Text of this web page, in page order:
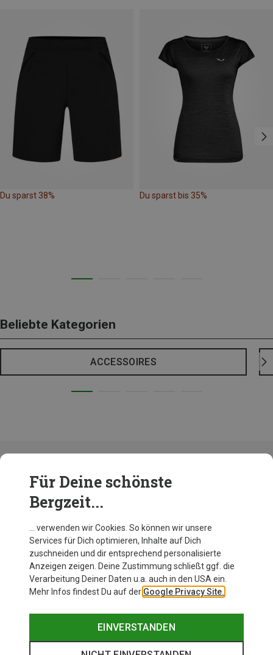
Du sparst 38% Du sparst bis 35%
Beliebte Kategorien
ACCESSOIRES
Für Deine schönste
Bergzeit...
… verwenden wir Cookies. So können wir unsere
Services für Dich optimieren, Inhalte auf Dich
zuschneiden und dir entsprechend personalisierte
Anzeigen zeigen. Deine Zustimmung schließt ggf. die
Verarbeitung Deiner Daten u.a. auch in den USA ein.
Mehr Infos findest Du auf der Google Privacy Site.
EINVERSTANDEN